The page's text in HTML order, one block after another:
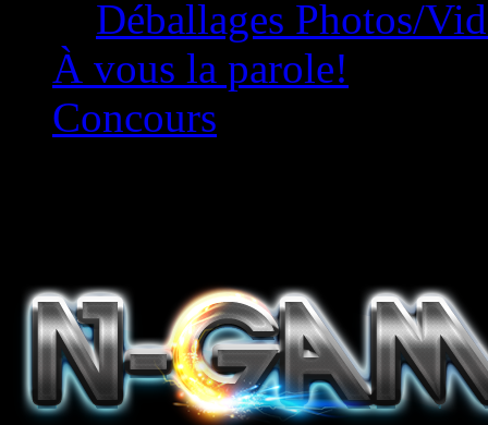
Déballages Photos/
À vous la parole!
Concours